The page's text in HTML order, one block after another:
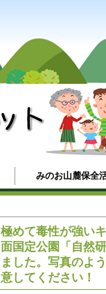
みのお山麓保全
極めて毒性が強い
面国定公園「自然
ました。写真のよ
意してください！